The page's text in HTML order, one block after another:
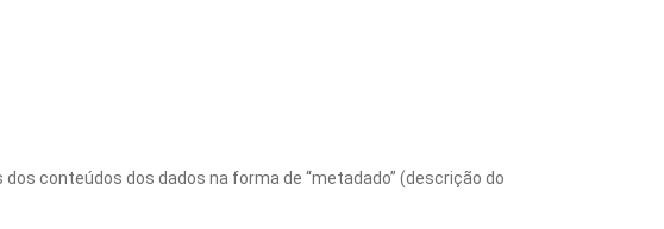
conteúdos dos dados na forma de “metadado” (descrição do